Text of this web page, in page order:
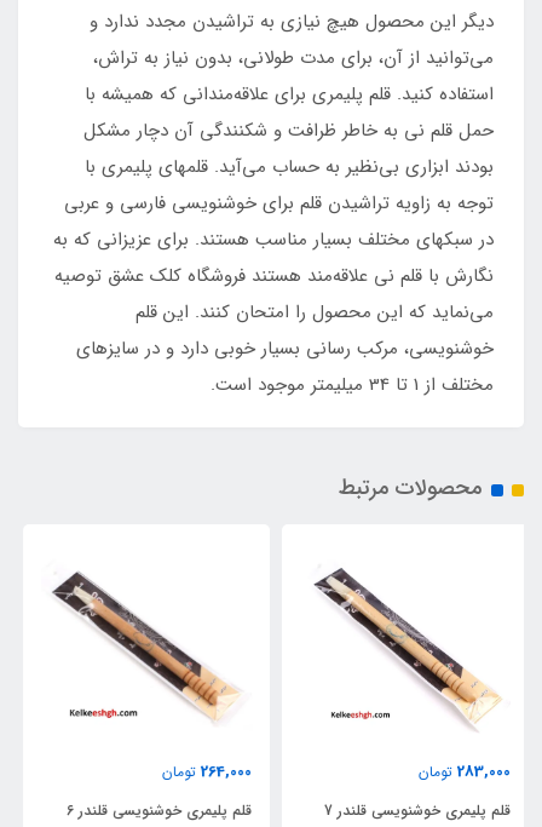
دیگر این محصول هیچ نیازی به تراشیدن مجدد ندارد و
می‌توانید از آن، برای مدت طولانی، بدون نیاز به تراش،
استفاده کنید. قلم پلیمری برای علاقه‌مندانی که همیشه با
حمل قلم نی به خاطر ظرافت و شکنندگی آن دچار مشکل
بودند ابزاری بی‌نظیر به حساب می‌آید. قلمهای پلیمری با
توجه به زاویه تراشیدن قلم برای خوشنویسی فارسی و عربی
در سبکهای مختلف بسیار مناسب هستند. برای عزیزانی که به
نگارش با قلم نی علاقه‌مند هستند فروشگاه کلک عشق توصیه
می‌نماید که این محصول را امتحان کنند. این قلم
خوشنویسی، مرکب رسانی بسیار خوبی دارد و در سایز‌های
مختلف از 1 تا 34 میلیمتر موجود است.
محصولات مرتبط
264,000 تومان
211,000 تومان